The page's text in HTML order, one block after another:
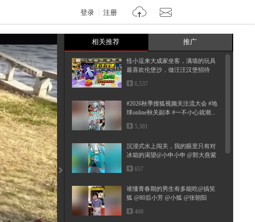
登录 注册
标准
100
相关推荐 推广
怪小逗来大成家坐客，满墙的玩具
最喜欢伦堡沙，做汪汪汉堡招待
6,537
#2026秋季搜狐视频关注流大会 #地
球online秋关副本 #一不小心就潮...
5,381
沉浸式水上闯关，我的眼里只有对
冰箱的渴望@小申小申 @郭大燕紫
@...
657
谁懂青春期的男生有多能吃@搞笑
狐 @80后小芳 @小狐 @张朝阳
460